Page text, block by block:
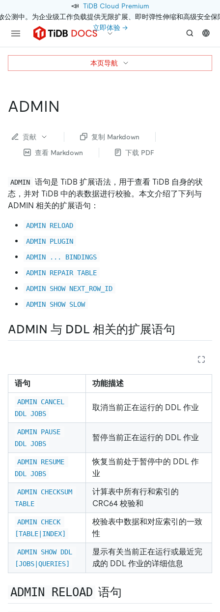
📣 TiDB Cloud Premium
公测中。为企业级工作负载提供无限扩展、即时弹性伸缩和高级安全保
立即体验 →
ADMIN
贡献
复制 Markdown
查看 Markdown
下载 PDF
ADMIN
语句是 TiDB 扩展语法，用于查看 TiDB 自身的状
态，并对 TiDB 中的表数据进行校验。本文介绍了下列与
ADMIN 相关的扩展语句：
ADMIN RELOAD
ADMIN PLUGIN
ADMIN ... BINDINGS
ADMIN REPAIR TABLE
ADMIN SHOW NEXT_ROW_ID
ADMIN SHOW SLOW
ADMIN 与 DDL 相关的扩展语句
语句 功能描述
ADMIN CANCEL
DDL JOBS
取消当前正在运行的 DDL 作业
ADMIN PAUSE
DDL JOBS
暂停当前正在运行的 DDL 作业
ADMIN RESUME
DDL JOBS
恢复当前处于暂停中的 DDL 作
业
ADMIN CHECKSUM
TABLE
计算表中所有行和索引的
CRC64 校验和
ADMIN CHECK
[TABLE INDEX]
校验表中数据和对应索引的一致
性
ADMIN SHOW DDL
[JOBS QUERIES]
显示有关当前正在运行或最近完
成的 DDL 作业的详细信息
ADMIN RELOAD 语句
本页导航